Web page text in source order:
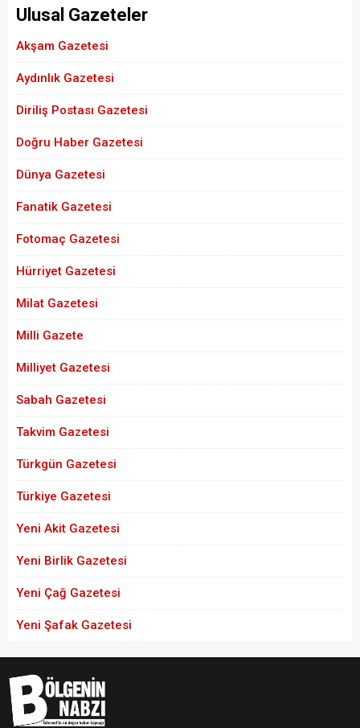
Ulusal Gazeteler
Akşam Gazetesi
Aydınlık Gazetesi
Diriliş Postası Gazetesi
Doğru Haber Gazetesi
Dünya Gazetesi
Fanatik Gazetesi
Fotomaç Gazetesi
Hürriyet Gazetesi
Milat Gazetesi
Milli Gazete
Milliyet Gazetesi
Sabah Gazetesi
Takvim Gazetesi
Türkgün Gazetesi
Türkiye Gazetesi
Yeni Akit Gazetesi
Yeni Birlik Gazetesi
Yeni Çağ Gazetesi
Yeni Şafak Gazetesi